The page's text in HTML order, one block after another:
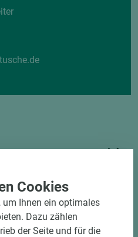
Cookies
um Ihnen ein optimales
Dazu zählen
der Seite und für die